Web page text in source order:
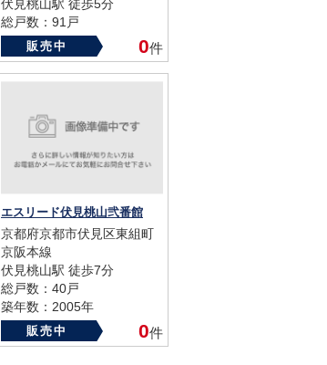
伏見桃山駅 徒歩5分
総戸数：91戸
築年数：1983年
販売中 0件
エスリード伏見桃山弐番館
京都府京都市伏見区東組町
京阪本線
伏見桃山駅 徒歩7分
総戸数：40戸
築年数：2005年
販売中 0件